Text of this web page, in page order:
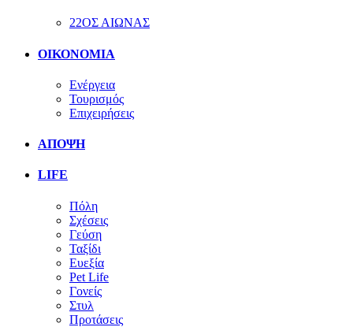
22ΟΣ ΑΙΩΝΑΣ
ΟΙΚΟΝΟΜΙΑ
Ενέργεια
Τουρισμός
Επιχειρήσεις
ΑΠΟΨΗ
LIFE
Πόλη
Σχέσεις
Γεύση
Ταξίδι
Ευεξία
Pet Life
Γονείς
Στυλ
Προτάσεις